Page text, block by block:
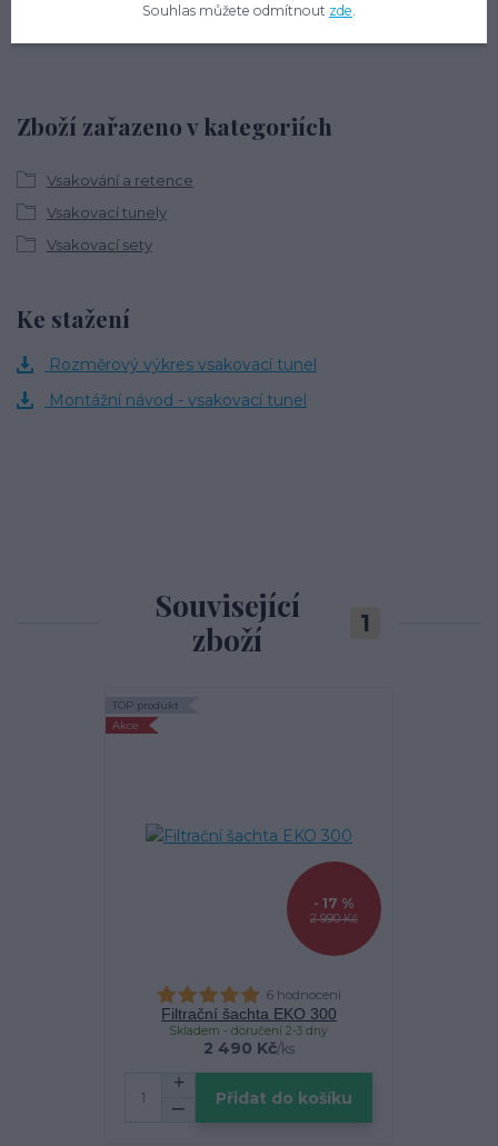
Zboží zařazeno v kategoriích
Vsakování a retence
Vsakovací tunely
Vsakovací sety
Po-Pá: 9.00-15.00
Ke stažení
Rozměrový výkres vsakovací tunel
Montážní návod - vsakovací tunel
Související
zboží
1
TOP produkt
Akce
2 990 Kč
- 17 %
6 hodnocení
Filtrační šachta EKO 300
2 490 Kč/ks
Skladem - doručení 2-3 dny
Přidat do košíku
Souhlas můžete odmítnout zde